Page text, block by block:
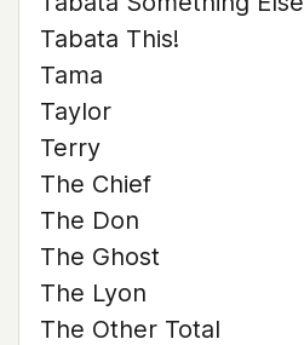
Tabata This!
Tama
Taylor
Terry
The Chief
The Don
The Ghost
The Lyon
The Other Total